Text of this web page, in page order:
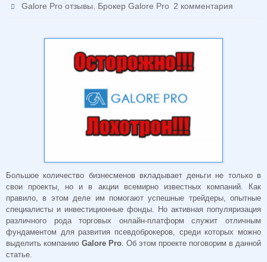
Galore Pro отзывы, Брокер Galore Pro 2 комментария
Большое количество бизнесменов вкладывает деньги не только в
свои проекты, но и в акции всемирно известных компаний. Как
правило, в этом деле им помогают успешные трейдеры, опытные
специалисты и инвестиционные фонды. Но активная популяризация
различного рода торговых онлайн-платформ служит отличным
фундаментом для развития псевдоброкеров, среди которых можно
выделить компанию Galore Pro. Об этом проекте поговорим в данной
статье.